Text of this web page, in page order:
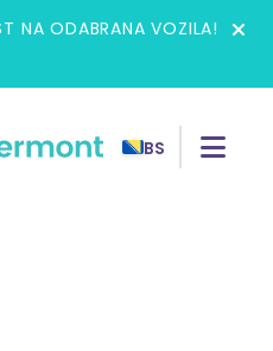
NA ODABRANA VOZILA!
BS